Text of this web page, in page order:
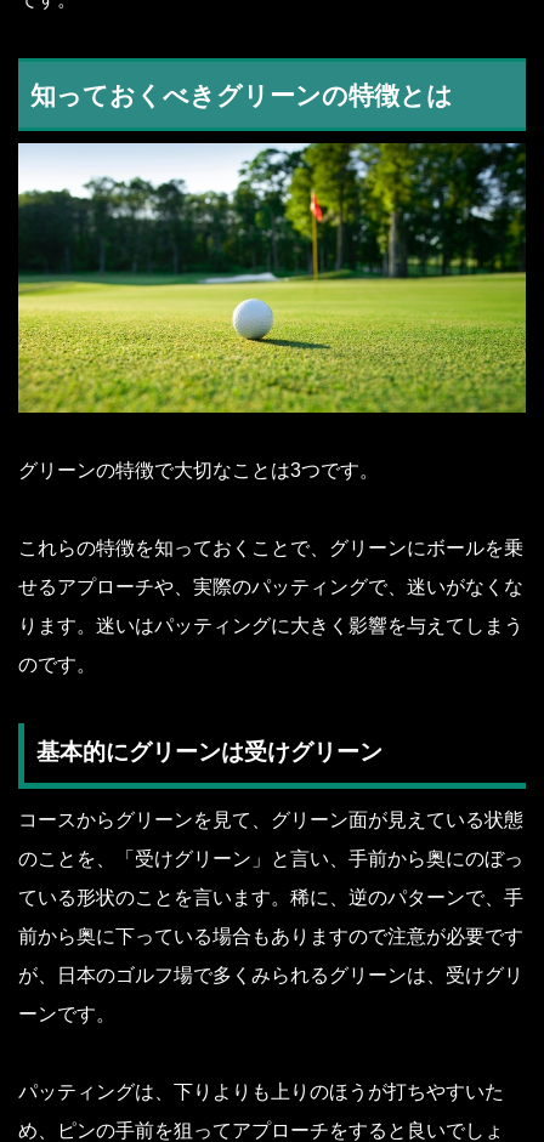
知っておくべきグリーンの特徴とは
グリーンの特徴で大切なことは3つです。
これらの特徴を知っておくことで、グリーンにボールを乗
せるアプローチや、実際のパッティングで、迷いがなくな
ります。迷いはパッティングに大きく影響を与えてしまう
のです。
基本的にグリーンは受けグリーン
コースからグリーンを見て、グリーン面が見えている状態
のことを、「受けグリーン」と言い、手前から奥にのぼっ
ている形状のことを言います。稀に、逆のパターンで、手
前から奥に下っている場合もありますので注意が必要です
が、日本のゴルフ場で多くみられるグリーンは、受けグリ
ーンです。
パッティングは、下りよりも上りのほうが打ちやすいた
め、ピンの手前を狙ってアプローチをすると良いでしょ